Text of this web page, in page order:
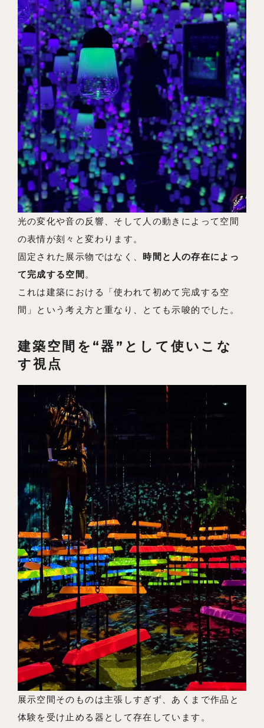
光の変化や音の反響、そして人の動きによって空間
の表情が刻々と変わります。
固定された展示物ではなく、時間と人の存在によっ
て完成する空間。
これは建築における「使われて初めて完成する空
間」という考え方と重なり、とても示唆的でした。
建築空間を“器”として使いこな
す視点
展示空間そのものは主張しすぎず、あくまで作品と
体験を受け止める器として存在しています。